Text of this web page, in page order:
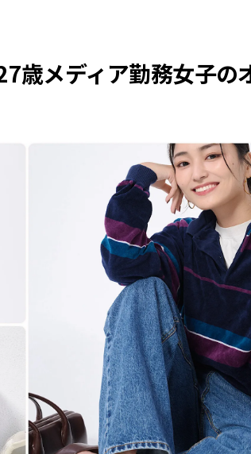
歳メディア勤務女子の
Aug, 5, 2026
夏の深刻なくすみ・色ムラにア
プローチ！【透明感を底上げ】
神コスメ３選 | CLASSY.[クラッシ
Aug, 5, 2026
ユニクロ名品も！日焼け対策ガ
チ勢の「ないと無理」なアイテ
ムハック7選 | CLASSY.[クラッシ
Aug, 5, 2026
忙しい毎日に「うるおいター
ボ」を。新【SOFINA BASIC＋】
のお手入れでうるおってなめら